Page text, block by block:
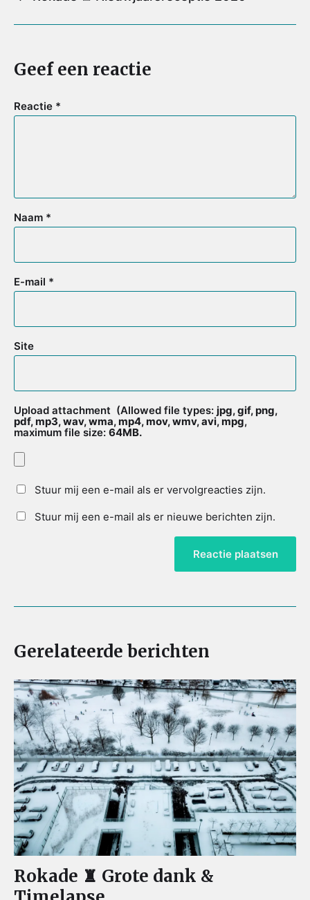
o
k
e
s
p
p
Geef een reactie
Reactie *
Naam *
E-mail *
Site
Upload attachment (Allowed file types: jpg, gif, png,
pdf, mp3, wav, wma, mp4, mov, wmv, avi, mpg,
maximum file size: 64MB.
Stuur mij een e-mail als er vervolgreacties zijn.
Stuur mij een e-mail als er nieuwe berichten zijn.
Gerelateerde berichten
Rokade ♜ Grote dank &